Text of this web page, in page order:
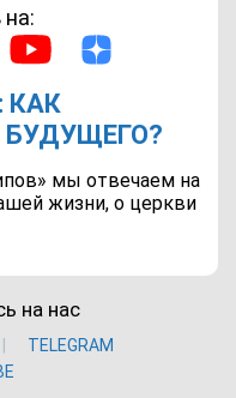
КАК
БУДУЩЕГО?
мы отвечаем на
жизни, о церкви
на нас
TELEGRAM